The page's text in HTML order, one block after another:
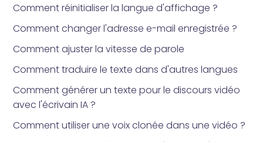
Comment réinitialiser la langue d'affichage ?
Comment changer l'adresse e-mail enregistrée ?
Comment ajuster la vitesse de parole
Comment traduire le texte dans d'autres langues
Comment générer un texte pour le discours vidéo
avec l'écrivain IA ?
Comment utiliser une voix clonée dans une vidéo ?